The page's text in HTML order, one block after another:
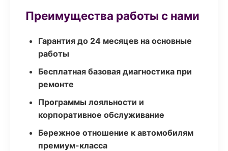
Преимущества работы с нами
Гарантия до 24 месяцев на основные
работы
Бесплатная базовая диагностика при
ремонте
Программы лояльности и
корпоративное обслуживание
Бережное отношение к автомобилям
премиум-класса